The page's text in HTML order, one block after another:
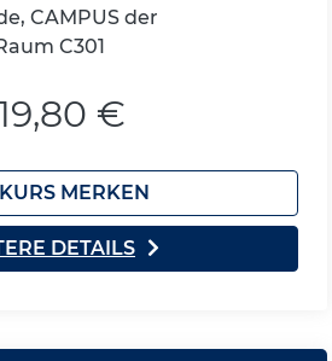
CAMPUS der
C301
€
MERKEN
DETAILS